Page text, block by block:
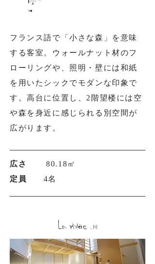
フランス語で「小さな森」を意味
する客室。ウォールナット材のフ
ローリングや、 照明・壁には和紙
を用いたシックでモダンな印象で
す。高台に位置し、2階望楼には 空
や森を身近に感じられる別空間が
広がります。
広さ
80.18㎡
定員
4名